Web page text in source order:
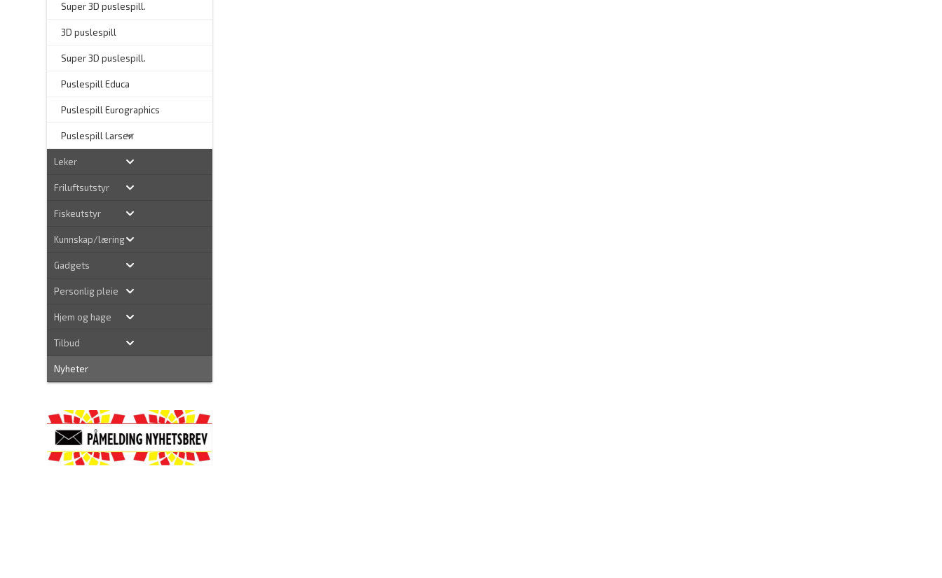
Super 3D puslespill.
3D puslespill
Super 3D puslespill.
Puslespill Educa
Puslespill Eurographics
Puslespill Larsen
Leker
Friluftsutstyr
Fiskeutstyr
Kunnskap/læring
Gadgets
Personlig pleie
Hjem og hage
Tilbud
Nyheter